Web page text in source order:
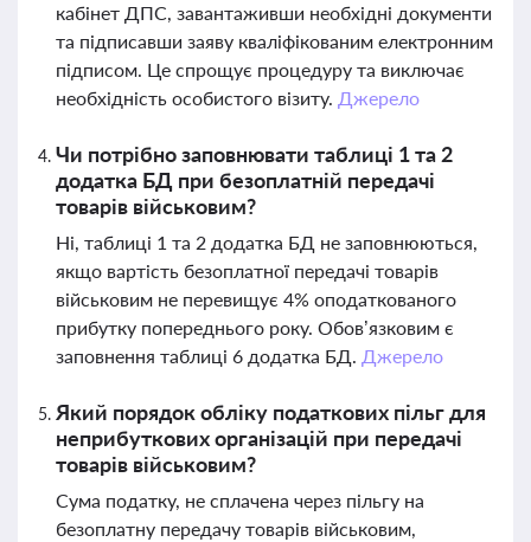
кабінет ДПС, завантаживши необхідні документи
та підписавши заяву кваліфікованим електронним
підписом. Це спрощує процедуру та виключає
необхідність особистого візиту. Джерело
Чи потрібно заповнювати таблиці 1 та 2
додатка БД при безоплатній передачі
товарів військовим?
Ні, таблиці 1 та 2 додатка БД не заповнюються,
якщо вартість безоплатної передачі товарів
військовим не перевищує 4% оподаткованого
прибутку попереднього року. Обов’язковим є
заповнення таблиці 6 додатка БД. Джерело
Який порядок обліку податкових пільг для
неприбуткових організацій при передачі
товарів військовим?
Сума податку, не сплачена через пільгу на
безоплатну передачу товарів військовим,